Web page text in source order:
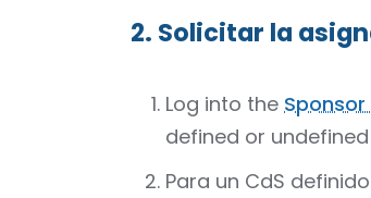
2. Solicitar la
Log into the
defined or
Para un CdS